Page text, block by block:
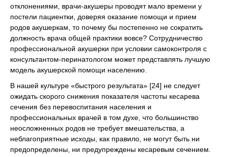
отклонениями, врачи-акушеры проводят мало времени у
постели пациентки, доверяя оказание помощи и прием
родов акушеркам, то почему бы постепенно не сократить
должность врача общей практики вовсе? Сотрудничество
профессиональной акушерки при условии самоконтроля с
консультантом-перинатологом может представлять лучшую
модель акушерской помощи населению.
В нашей культуре «быстрого результата» [24] не следует
ожидать скорого снижения показателя частоты кесарева
сечения без перевоспитания населения и
профессиональных врачей в том духе, что большинство
неосложненных родов не требует вмешательства, а
неблагоприятные исходы, как правило, не могут быть ни
предопределены, ни предупреждены кесаревым сечением.